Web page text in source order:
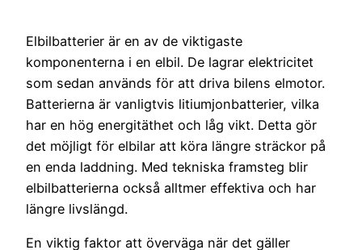
Elbilbatterier är en av de viktigaste
komponenterna i en elbil. De lagrar elektricitet
som sedan används för att driva bilens elmotor.
Batterierna är vanligtvis litiumjonbatterier, vilka
har en hög energitäthet och låg vikt. Detta gör
det möjligt för elbilar att köra längre sträckor på
en enda laddning. Med tekniska framsteg blir
elbilbatterierna också alltmer effektiva och har
längre livslängd.
En viktig faktor att överväga när det gäller